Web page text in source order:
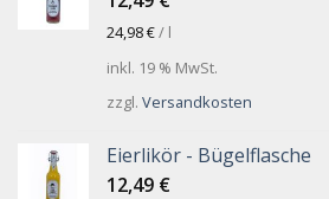
24,98€/ l
inkl. 19 % MwSt.
zzgl. Versandkosten
Eierlikör - Bügelflasche
12,49 €